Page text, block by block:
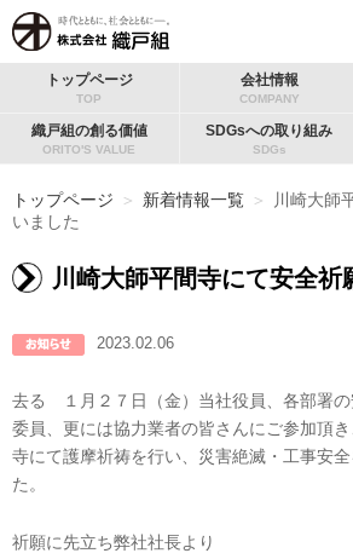
トップページ
TOP
会社情報
COMPANY
織戸組の創る価値
ORITO'S VALUE
SDGsへの取り組み
SDGs
トップページ ＞ 新着情報一覧 ＞
川崎大師
いました
川崎大師平間寺にて安全祈
2023.02.06
去る １月２７日（金）当社役員、各部署の
委員、更には協力業者の皆さんにご参加頂
寺にて護摩祈祷を行い、災害絶滅・工事安
た。
祈願に先立ち弊社社長より